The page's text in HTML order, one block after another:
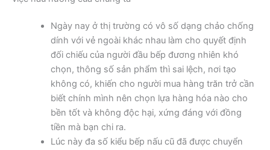
Ngày nay ở thị trường có vô số dạng chảo chống
dính với vẻ ngoài khác nhau làm cho quyết định
đối chiếu của người đầu bếp đương nhiên khó
chọn, thông số sản phẩm thì sai lệch, nơi tạo
không có, khiến cho người mua hàng trăn trở cần
biết chính mình nên chọn lựa hàng hóa nào cho
bền tốt và không độc hại, xứng đáng với đồng
tiền mà bạn chi ra.
Lúc này đa số kiểu bếp nấu cũ đã được chuyển